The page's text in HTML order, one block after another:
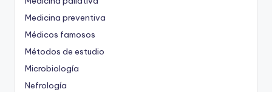
Medicina preventiva
Médicos famosos
Métodos de estudio
Microbiología
Nefrología